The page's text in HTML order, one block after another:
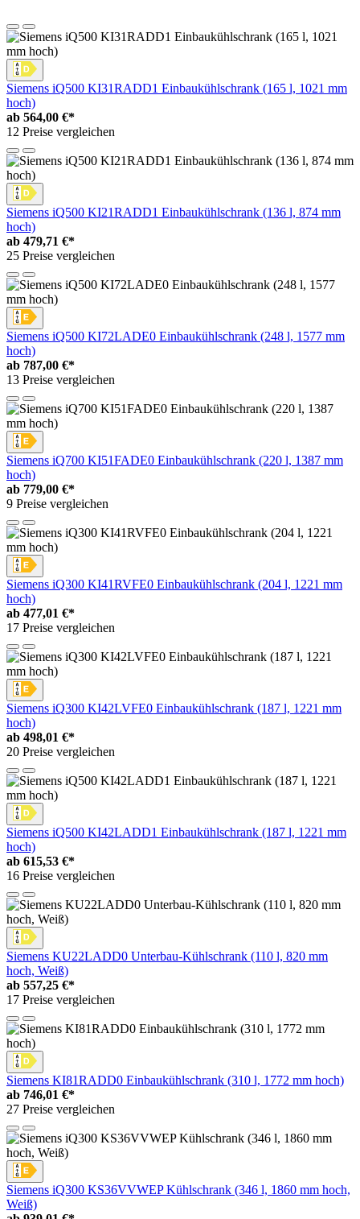
Siemens iQ500 KI31RADD1 Einbaukühlschrank (165 l, 1021 mm
hoch)
ab 564,00 €*
12 Preise vergleichen
Siemens iQ500 KI21RADD1 Einbaukühlschrank (136 l, 874 mm
hoch)
ab 479,71 €*
25 Preise vergleichen
Siemens iQ500 KI72LADE0 Einbaukühlschrank (248 l, 1577 mm
hoch)
ab 787,00 €*
13 Preise vergleichen
Siemens iQ700 KI51FADE0 Einbaukühlschrank (220 l, 1387 mm
hoch)
ab 779,00 €*
9 Preise vergleichen
Siemens iQ300 KI41RVFE0 Einbaukühlschrank (204 l, 1221 mm
hoch)
ab 477,01 €*
17 Preise vergleichen
Siemens iQ300 KI42LVFE0 Einbaukühlschrank (187 l, 1221 mm
hoch)
ab 498,01 €*
20 Preise vergleichen
Siemens iQ500 KI42LADD1 Einbaukühlschrank (187 l, 1221 mm
hoch)
ab 615,53 €*
16 Preise vergleichen
Siemens KU22LADD0 Unterbau-Kühlschrank (110 l, 820 mm
hoch, Weiß)
ab 557,25 €*
17 Preise vergleichen
Siemens KI81RADD0 Einbaukühlschrank (310 l, 1772 mm hoch)
ab 746,01 €*
27 Preise vergleichen
Siemens iQ300 KS36VVWEP Kühlschrank (346 l, 1860 mm hoch,
Weiß)